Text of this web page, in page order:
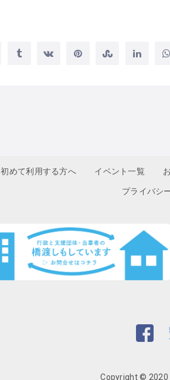
初めて利用する方へ イベント一覧
プライバシ
Copyright © 2020